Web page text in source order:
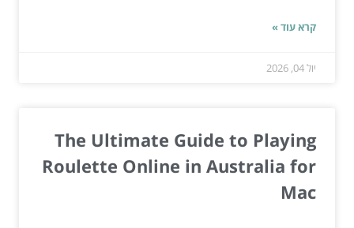
קרא עוד »
יול 04, 2026
The Ultimate Guide to Playing
Roulette Online in Australia for
Mac